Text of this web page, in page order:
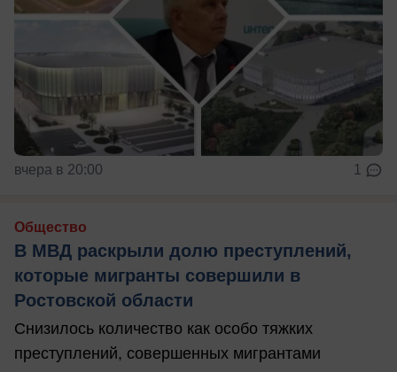
вчера в 20:00 1
Общество
В МВД раскрыли долю преступлений,
которые мигранты совершили в
Ростовской области
Снизилось количество как особо тяжких
преступлений, совершенных мигрантами